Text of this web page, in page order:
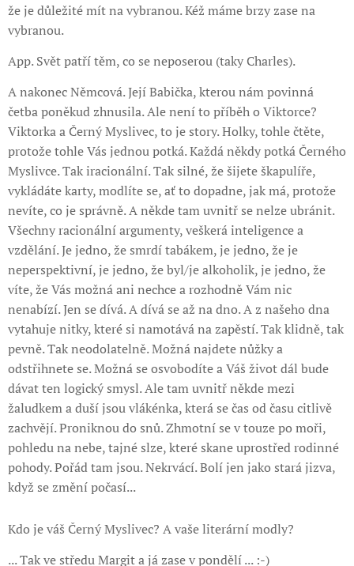
že je důležité mít na vybranou. Kéž máme brzy zase na
vybranou.
App. Svět patří těm, co se neposerou (taky Charles).
A nakonec Němcová. Její Babička, kterou nám povinná
četba poněkud zhnusila. Ale není to příběh o Viktorce?
Viktorka a Černý Myslivec, to je story. Holky, tohle čtěte,
protože tohle Vás jednou potká. Každá někdy potká Černého
Myslivce. Tak iracionální. Tak silné, že šijete škapulíře,
vykládáte karty, modlíte se, ať to dopadne, jak má, protože
nevíte, co je správně. A někde tam uvnitř se nelze ubránit.
Všechny racionální argumenty, veškerá inteligence a
vzdělání. Je jedno, že smrdí tabákem, je jedno, že je
neperspektivní, je jedno, že byl/je alkoholik, je jedno, že
víte, že Vás možná ani nechce a rozhodně Vám nic
nenabízí. Jen se dívá. A dívá se až na dno. A z našeho dna
vytahuje nitky, které si namotává na zapěstí. Tak klidně, tak
pevně. Tak neodolatelně. Možná najdete nůžky a
odstřihnete se. Možná se osvobodíte a Váš život dál bude
dávat ten logický smysl. Ale tam uvnitř někde mezi
žaludkem a duší jsou vlákénka, která se čas od času citlivě
zachvějí. Proniknou do snů. Zhmotní se v touze po moři,
pohledu na nebe, tajné slze, které skane uprostřed rodinné
pohody. Pořád tam jsou. Nekrvácí. Bolí jen jako stará jizva,
když se změní počasí...
Kdo je váš Černý Myslivec? A vaše literární modly?
... Tak ve středu Margit a já zase v pondělí ... :-)